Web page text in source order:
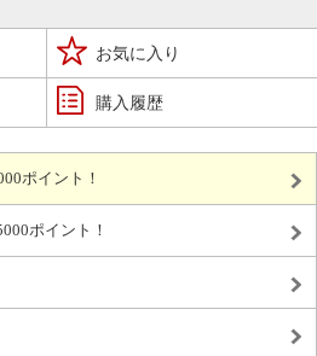
お気に入り
購入履歴
ポイント！
ポイント！